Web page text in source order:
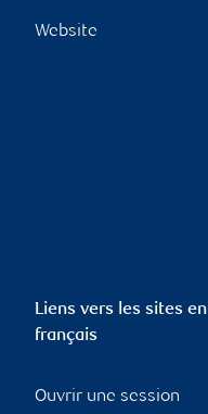
Website
Liens vers les sites en
français
Ouvrir une session